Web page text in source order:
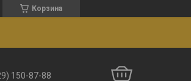
Корзина
150-87-88